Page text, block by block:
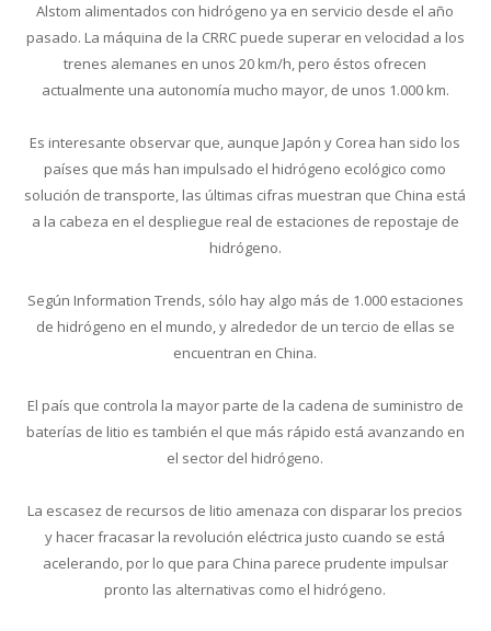
Alstom alimentados con hidrógeno ya en servicio desde el año
pasado. La máquina de la CRRC puede superar en velocidad a los
trenes alemanes en unos 20 km/h, pero éstos ofrecen
actualmente una autonomía mucho mayor, de unos 1.000 km.
Es interesante observar que, aunque Japón y Corea han sido los
países que más han impulsado el hidrógeno ecológico como
solución de transporte, las últimas cifras muestran que China está
a la cabeza en el despliegue real de estaciones de repostaje de
hidrógeno.
Según Information Trends, sólo hay algo más de 1.000 estaciones
de hidrógeno en el mundo, y alrededor de un tercio de ellas se
encuentran en China.
El país que controla la mayor parte de la cadena de suministro de
baterías de litio es también el que más rápido está avanzando en
el sector del hidrógeno.
La escasez de recursos de litio amenaza con disparar los precios
y hacer fracasar la revolución eléctrica justo cuando se está
acelerando, por lo que para China parece prudente impulsar
pronto las alternativas como el hidrógeno.